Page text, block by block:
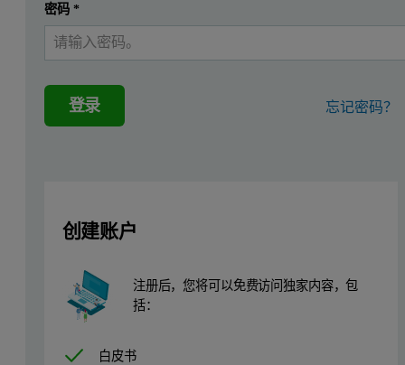
散射光离开样品之后经过的路径长度在传统90º DLS 仪器
另外一个将影响颗粒扩散速度（进而影响粒度）的现象就
本应用报告总结了对不同时期从研磨工序中提取的一系列
每隔一小时从球磨机中提取蓝色素样品。 样品的浓度为
图 1：该照片显示3 个试管，分别含有（A）浓度为15% w/v 的色素
密码 *
登录 忘记密码？
创建账户
注册后，您将可以免费访问独家内容，包
括：
白皮书